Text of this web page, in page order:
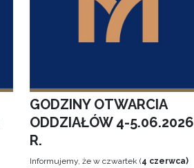
GODZINY OTWARCIA
ODDZIAŁÓW 4-5.06.2026
R.
Informujemy, że w czwartek (4 czerwca)